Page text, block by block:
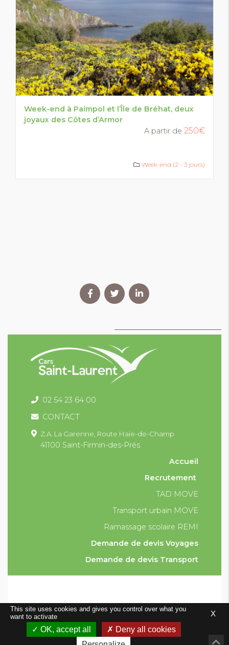
Week-end à Paimpol et l’Île de Bréhat, deux
joyaux des Côtes d’Armor
A partir de 250€
Week-end (2 - 3 jours)
02 54 23 64 00
CONTACT
Z.A. La Garenne, Route Haie-de-Champ
41100 Saint-Firmin-des-Prés
Accueil
Recrutement
TAD MOVE
Transport urbain MOVE
Ramassage scolaire REMI
Demande de devis Voyages
Demande de devis Transport
Mentions légales Plan du site
Conception 21 10.fr
X
This site uses cookies and gives you control over what you
want to activate
OK, accept all
Deny all cookies